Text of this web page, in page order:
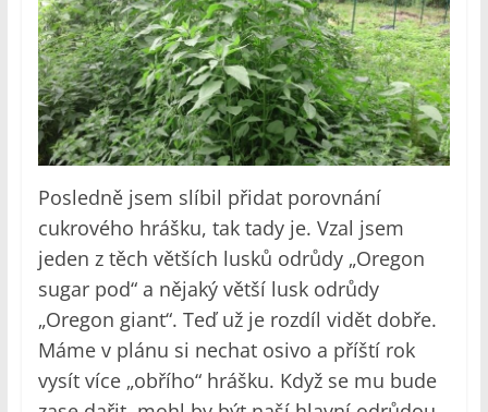
Posledně jsem slíbil přidat porovnání
cukrového hrášku, tak tady je. Vzal jsem
jeden z těch větších lusků odrůdy „Oregon
sugar pod“ a nějaký větší lusk odrůdy
„Oregon giant“. Teď už je rozdíl vidět dobře.
Máme v plánu si nechat osivo a příští rok
vysít více „obřího“ hrášku. Když se mu bude